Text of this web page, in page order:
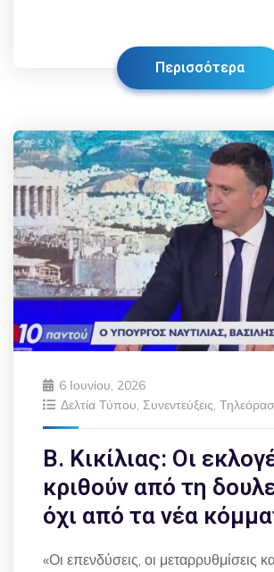
Περισσότερα
6 Ιουνίου, 2026
Δελτία Τύπου, Συνεντεύξεις,
Β. Κικίλιας: Οι
κριθούν από τη
όχι από τα νέα
«Οι επενδύσεις, οι μεταρρυθμίσεις